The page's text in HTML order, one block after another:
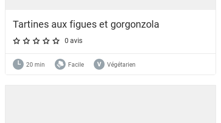
Tartines aux figues et gorgonzola
A star rating of 0 out of 5.
0 avis
20 min Facile Végétarien